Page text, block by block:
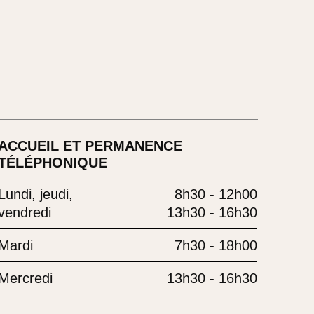
ET PERMANENCE
jeudi,
8h30 - 12h00
13h30 - 16h30
7h30 - 18h00
13h30 - 16h30